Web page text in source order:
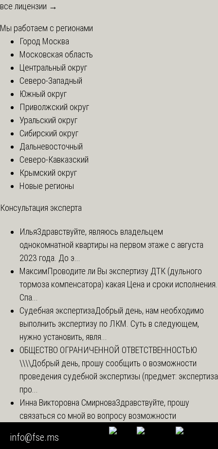
все лицензии →
Мы работаем с регионами
Город Москва
Московская область
Центральный округ
Северо-Западный
Южный округ
Приволжский округ
Уральский округ
Сибирский округ
Дальневосточный
Северо-Кавказский
Крымский округ
Новые регионы
Консультация эксперта
ИльяЗдравствуйте, являюсь владельцем
однокомнатной квартиры на первом этаже с августа
2023 года. До э...
МаксимПроводите ли Вы экспертизу ДТК (дульного
тормоза компенсатора) какая Цена и сроки исполнения.
Спа...
Судебная экспертизаДобрый день, нам необходимо
выполнить экспертизу по ЛКМ. Суть в следующем,
нужно установить, явля...
ОБЩЕСТВО ОГРАНИЧЕННОЙ ОТВЕТСТВЕННОСТЬЮ
\\\\Добрый день, прошу сообщить о возможности
проведения судебной экспертизы (предмет: экспертиза
про...
Инна Викторовна СмирноваЗдравствуйте, прошу
связаться со мной во вопросу возможности
проведения судебной комплексной меди...
info@fse.ms